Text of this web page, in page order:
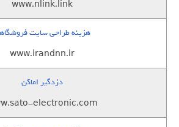
www.nlink.link
هزینه طراحی سایت
www.irandnn.ir
دزدگیر اماکن
electronic.com